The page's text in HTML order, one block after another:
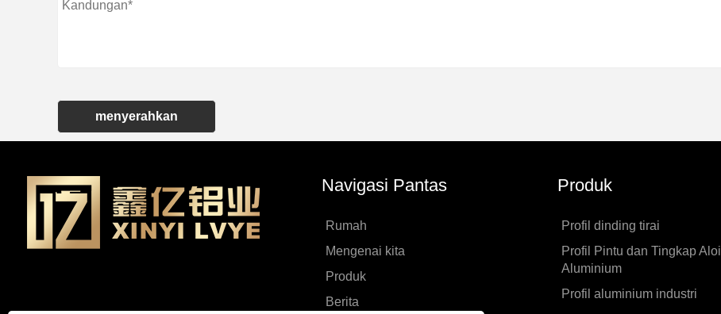
menyerahkan
Navigasi Pantas
Rumah
Mengenai kita
Produk
Berita
Produk
Profil dinding tirai
Profil Pintu dan Tingkap Aloi
Aluminium
Profil aluminium industri